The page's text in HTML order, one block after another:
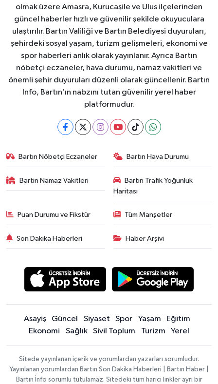
olmak üzere Amasra, Kurucaşile ve Ulus ilçelerinden
güncel haberler hızlı ve güvenilir şekilde okuyuculara
ulaştırılır. Bartın Valiliği ve Bartın Belediyesi duyuruları,
şehirdeki sosyal yaşam, turizm gelişmeleri, ekonomi ve
spor haberleri anlık olarak yayınlanır. Ayrıca Bartın
nöbetçi eczaneler, hava durumu, namaz vakitleri ve
önemli şehir duyuruları düzenli olarak güncellenir. Bartın
İnfo, Bartın’ın nabzını tutan güvenilir yerel haber
platformudur.
Bartın Nöbetçi Eczaneler Bartın Hava Durumu
Bartin Namaz Vakitleri
Bartın Trafik Yoğunluk
Haritası
Puan Durumu ve Fikstür Tüm Manşetler
Son Dakika Haberleri Haber Arşivi
Asayiş Güncel Siyaset Spor Yaşam
Eğitim
Ekonomi
Sağlık Sivil Toplum Turizm Yerel
Sitede yayınlanan içerik ve yorumlardan yazarları sorumludur.
Yayınlanan yorumlardan Bartın Son Dakika Haberleri | Bartın Haber |
Bartın İnfo sorumlu tutulamaz. Sitedeki tüm harici linkler ayrı bir